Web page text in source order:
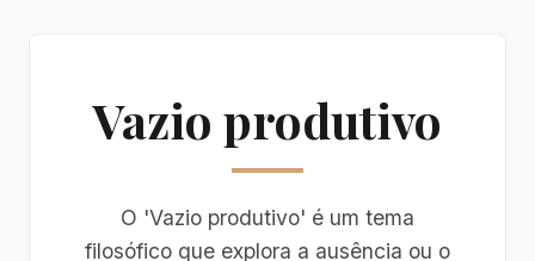
Vazio produtivo
O 'Vazio produtivo' é um tema
filosófico que explora a ausência ou o